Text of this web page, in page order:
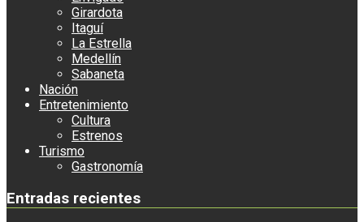
Girardota
Itaguí
La Estrella
Medellín
Sabaneta
Nación
Entretenimiento
Cultura
Estrenos
Turismo
Gastronomía
Entradas recientes